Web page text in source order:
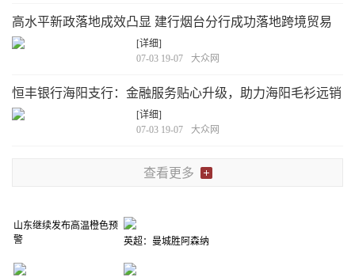
高水平新政落地成效凸显 建行烟台分行成功落地跨境贸易
高水平试点业务
[详细]
07-03 19-07
大众网
恒丰银行海阳支行：金融服务贴心升级，助力海阳毛衫远销
欧美
[详细]
07-03 19-07
大众网
查看更多
山东继续发布高温橙色预
警
英超：曼城胜阿森纳